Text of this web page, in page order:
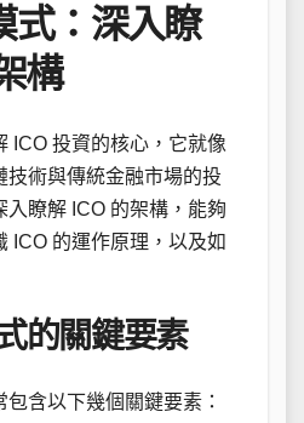
式：深入瞭
構
ICO 投資的核心，它就像
技術與傳統金融市場的投
瞭解 ICO 的架構，能夠
ICO 的運作原理，以及如
的關鍵要素
包含以下幾個關鍵要素：